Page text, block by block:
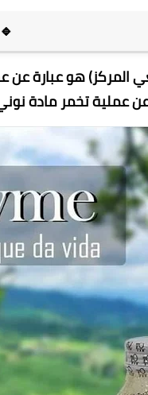
المركز) هو عبارة عن
عن عملية تخمر مادة